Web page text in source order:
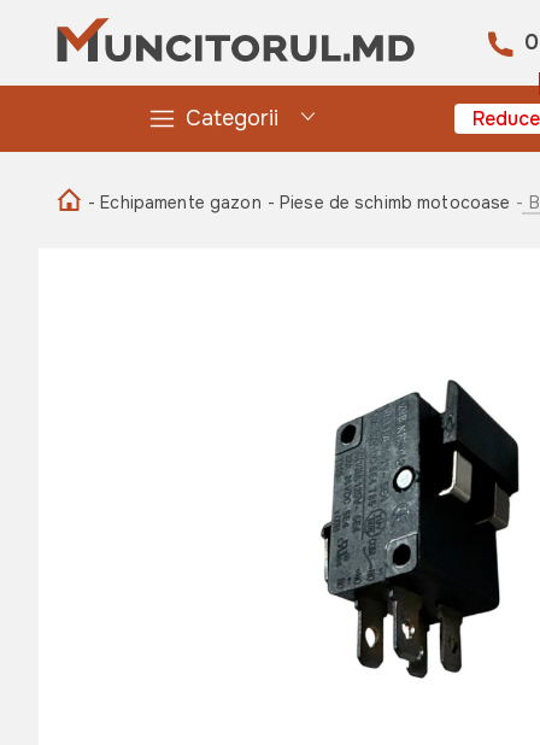
Categorii
- Echipamente gazon - Piese de schimb motocoase -